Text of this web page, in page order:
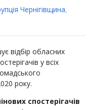
Чернігівщина,
відбір обласних
у всіх
року.
спостерігачів